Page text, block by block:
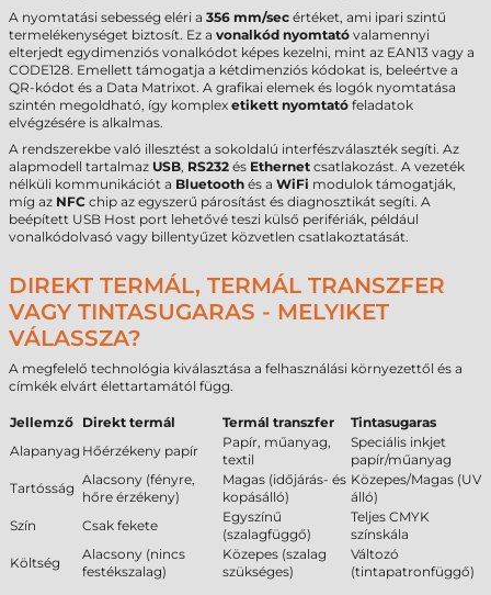
A nyomtatási sebesség eléri a 356 mm/sec értéket, ami ipari szintű
termelékenységet biztosít. Ez a vonalkód nyomtató valamennyi
elterjedt egydimenziós vonalkódot képes kezelni, mint az EAN13 vagy a
CODE128. Emellett támogatja a kétdimenziós kódokat is, beleértve a
QR-kódot és a Data Matrixot. A grafikai elemek és logók nyomtatása
szintén megoldható, így komplex etikett nyomtató feladatok
elvégzésére is alkalmas.
A rendszerekbe való illesztést a sokoldalú interfészválaszték segíti. Az
alapmodell tartalmaz USB, RS232 és Ethernet csatlakozást. A vezeték
nélküli kommunikációt a Bluetooth és a WiFi modulok támogatják,
míg az NFC chip az egyszerű párosítást és diagnosztikát segíti. A
beépített USB Host port lehetővé teszi külső perifériák, például
vonalkódolvasó vagy billentyűzet közvetlen csatlakoztatását.
DIREKT TERMÁL, TERMÁL TRANSZFER
VAGY TINTASUGARAS - MELYIKET
VÁLASSZA?
A megfelelő technológia kiválasztása a felhasználási környezettől és a
címkék elvárt élettartamától függ.
Jellemző Direkt termál Termál transzfer
Tintasugaras
Alapanyag Hőérzékeny papír
Papír, műanyag,
textil
Speciális inkjet
papír/műanyag
Tartósság
Alacsony (fényre,
hőre érzékeny)
Magas (időjárás- és
kopásálló)
Közepes/Magas (UV
álló)
Szín
Csak fekete
Egyszínű
(szalagfüggő)
Teljes CMYK
színskála
Költség
Alacsony (nincs
festékszalag)
Közepes (szalag
szükséges)
Változó
(tintapatronfüggő)